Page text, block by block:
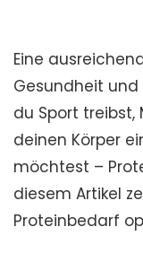
Eine
Gesundheit und
du Sport
deinen Körper
möchtest –
diesem Artikel
Proteinbedarf